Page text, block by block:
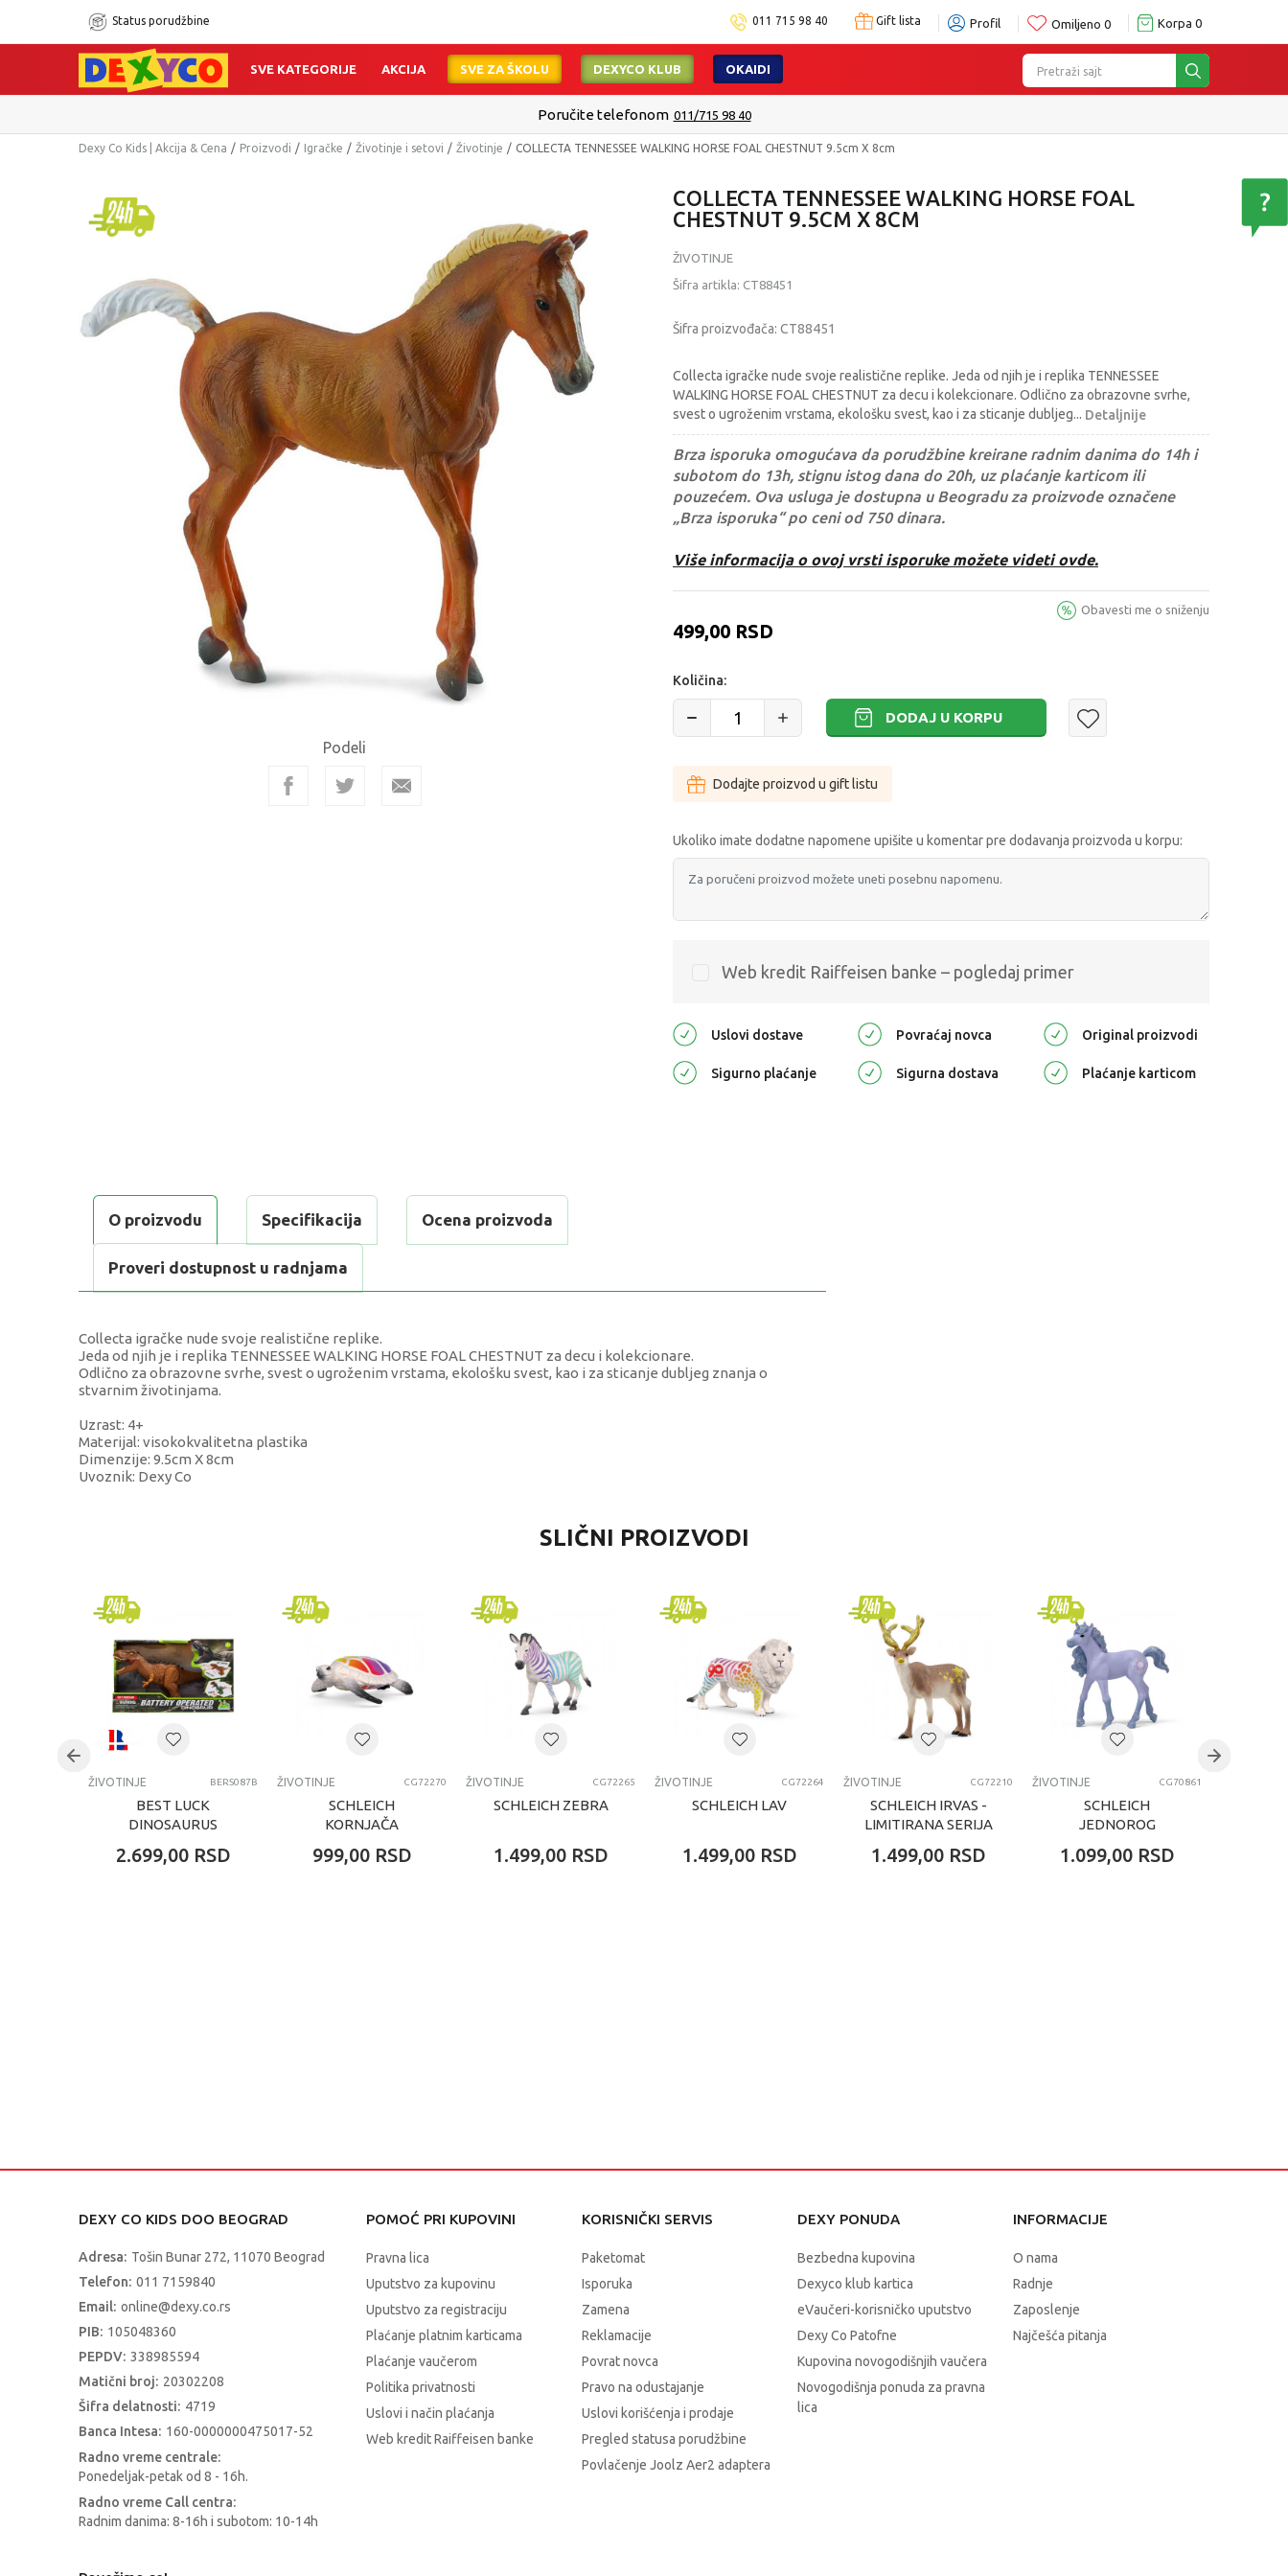
Status porudžbine 011 715 98 40 Gift lista Profil Omiljeno 0 Korpa 0
Pretraži sajt
SVE KATEGORIJE AKCIJA SVE ZA ŠKOLU DEXYCO KLUB OKAIDI
Poručite telefonom 011/715 98 40
Dexy Co Kids | Akcija & Cena Proizvodi Igračke Životinje i setovi Životinje COLLECTA TENNESSEE WALKING HORSE FOAL CHESTNUT 9.5cm X 8cm
Podeli
COLLECTA TENNESSEE WALKING HORSE FOAL
CHESTNUT 9.5CM X 8CM
ŽIVOTINJE
Šifra artikla: CT88451
Šifra proizvođača: CT88451
Collecta igračke nude svoje realistične replike. Jeda od njih je i replika TENNESSEE
WALKING HORSE FOAL CHESTNUT za decu i kolekcionare. Odlično za obrazovne svrhe,
svest o ugroženim vrstama, ekološku svest, kao i za sticanje dubljeg... Detaljnije
Brza isporuka omogućava da porudžbine kreirane radnim danima do 14h i
subotom do 13h, stignu istog dana do 20h, uz plaćanje karticom ili
pouzećem. Ova usluga je dostupna u Beogradu za proizvode označene
„Brza isporuka“ po ceni od 750 dinara.
Više informacija o ovoj vrsti isporuke možete videti ovde.
499,00 RSD
Obavesti me o sniženju
Količina:
DODAJ U KORPU
Dodajte proizvod u gift listu
Ukoliko imate dodatne napomene upišite u komentar pre dodavanja proizvoda u korpu:
Web kredit Raiffeisen banke – pogledaj primer
Uslovi dostave Povraćaj novca Original proizvodi
Sigurno plaćanje Sigurna dostava Plaćanje karticom
O proizvodu Specifikacija Ocena proizvoda
Proveri dostupnost u radnjama
Collecta igračke nude svoje realistične replike.
Jeda od njih je i replika TENNESSEE WALKING HORSE FOAL CHESTNUT za decu i kolekcionare.
Odlično za obrazovne svrhe, svest o ugroženim vrstama, ekološku svest, kao i za sticanje dubljeg znanja o
stvarnim životinjama.
Uzrast: 4+
Materijal: visokokvalitetna plastika
Dimenzije: 9.5cm X 8cm
Uvoznik: Dexy Co
Životinje
Brend
Pol univerzalno
Uzrast 4-6 godina
Kategorija
SLIČNI PROIZVODI
ŽIVOTINJE BERS087B
BEST LUCK
DINOSAURUS
2.699,00 RSD
ŽIVOTINJE CG72270
SCHLEICH
KORNJAČA
999,00 RSD
ŽIVOTINJE CG72265
SCHLEICH ZEBRA
1.499,00 RSD
ŽIVOTINJE CG72264
SCHLEICH LAV
1.499,00 RSD
ŽIVOTINJE CG72210
SCHLEICH IRVAS -
LIMITIRANA SERIJA
1.499,00 RSD
ŽIVOTINJE CG70861
SCHLEICH
JEDNOROG
1.099,00 RSD
DEXY CO KIDS DOO BEOGRAD
Adresa: Tošin Bunar 272, 11070 Beograd
Telefon: 011 7159840
Email: online@dexy.co.rs
PIB: 105048360
PEPDV: 338985594
Matični broj: 20302208
Šifra delatnosti: 4719
Banca Intesa: 160-0000000475017-52
Radno vreme centrale:
Ponedeljak-petak od 8 - 16h.
Radno vreme Call centra:
Radnim danima: 8-16h i subotom: 10-14h
POMOĆ PRI KUPOVINI
Pravna lica
Uputstvo za kupovinu
Uputstvo za registraciju
Plaćanje platnim karticama
Plaćanje vaučerom
Politika privatnosti
Uslovi i način plaćanja
Web kredit Raiffeisen banke
KORISNIČKI SERVIS
Paketomat
Isporuka
Zamena
Reklamacije
Povrat novca
Pravo na odustajanje
Uslovi korišćenja i prodaje
Pregled statusa porudžbine
Povlačenje Joolz Aer2 adaptera
DEXY PONUDA
Bezbedna kupovina
Dexyco klub kartica
eVaučeri-korisničko uputstvo
Dexy Co Patofne
Kupovina novogodišnjih vaučera
Novogodišnja ponuda za pravna
lica
INFORMACIJE
O nama
Radnje
Zaposlenje
Najčešća pitanja